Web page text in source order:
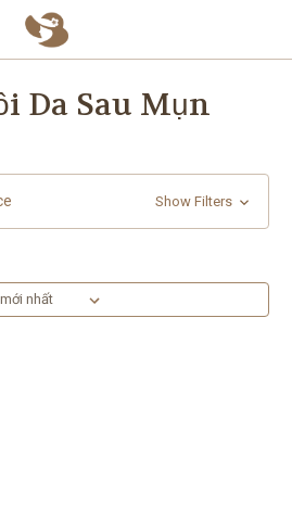
to main content
Da Sau Mụn
Show Filters